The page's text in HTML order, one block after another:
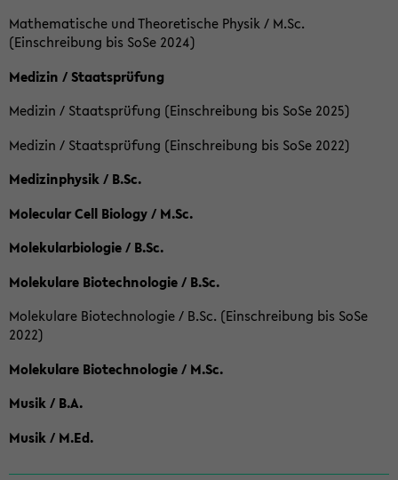
Mathematische und Theoretische Physik / M.Sc.
(Einschreibung bis SoSe 2024)
Medizin / Staatsprüfung
Medizin / Staatsprüfung (Einschreibung bis SoSe 2025)
Medizin / Staatsprüfung (Einschreibung bis SoSe 2022)
Medizinphysik / B.Sc.
Molecular Cell Biology / M.Sc.
Molekularbiologie / B.Sc.
Molekulare Biotechnologie / B.Sc.
Molekulare Biotechnologie / B.Sc. (Einschreibung bis SoSe
2022)
Molekulare Biotechnologie / M.Sc.
Musik / B.A.
Musik / M.Ed.